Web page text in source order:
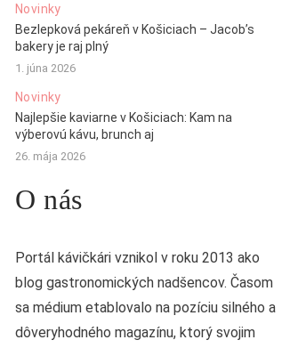
Novinky
Bezlepková pekáreň v Košiciach – Jacob’s
bakery je raj plný
1. júna 2026
Novinky
Najlepšie kaviarne v Košiciach: Kam na
výberovú kávu, brunch aj
26. mája 2026
O nás
Portál kávičkári vznikol v roku 2013 ako
blog gastronomických nadšencov. Časom
sa médium etablovalo na pozíciu silného a
dôveryhodného magazínu, ktorý svojim